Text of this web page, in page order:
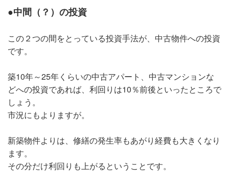
●中間（？）の投資
この２つの間をとっている投資手法が、中古物件への投資
です。
築10年～25年くらいの中古アパート、中古マンションな
どへの投資であれば、利回りは10％前後といったところで
しょう。
市況にもよりますが。
新築物件よりは、修繕の発生率もあがり経費も大きくなり
ます。
その分だけ利回りも上がるということです。